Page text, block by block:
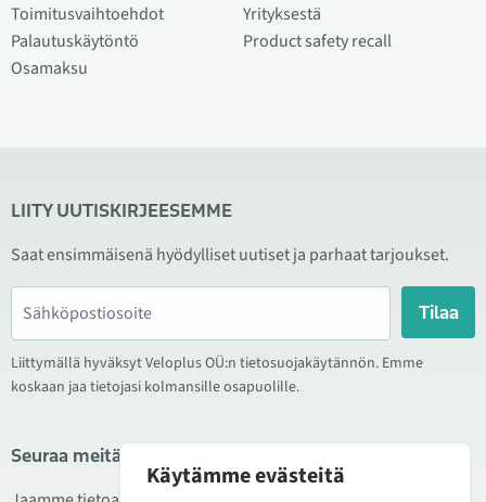
Toimitusvaihtoehdot
Palautuskäytöntö
Osamaksu
Yrityksestä
Product safety recall
LIITY UUTISKIRJEESEMME
Saat ensimmäisenä hyödylliset uutiset ja parhaat tarjoukset.
Tilaa
Liittymällä hyväksyt Veloplus OÜ:n tietosuojakäytännön. Emme
koskaan jaa tietojasi kolmansille osapuolille.
Seuraa meitä sosiaalisessa mediassa
Käytämme evästeitä